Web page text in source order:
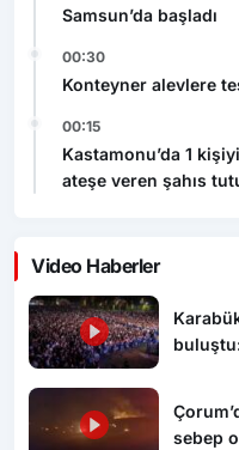
Samsun’da başladı
00:30
Konteyner alevlere
00:15
Kastamonu’da 1
ateşe veren şahıs
Video Haberler
sebep